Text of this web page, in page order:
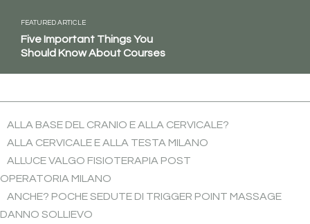
FEATURED ARTICLE
Five Important Things You
Should Know About Courses
ALLA BASE DEL CRANIO E ALLA CERVICALE?
ALLA CERVICALE E ALLA TESTA MILANO
ALLUCE VALGO FISIOTERAPIA POST
OPERATORIA MILANO
ANCHE? POCHE SEDUTE DI TRIGGER POINT MASSAGE
DANNO SOLLIEVO